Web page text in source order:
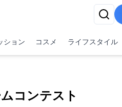
ション コスメ ライフスタイル
コンテスト